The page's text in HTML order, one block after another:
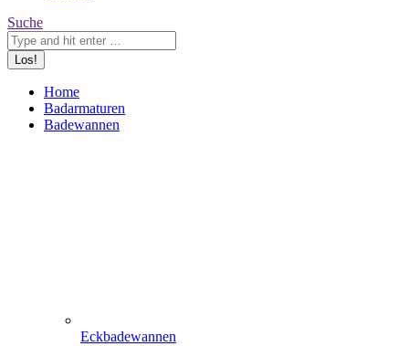
Search:
Suche
Home
Badarmaturen
Badewannen
Eckbadewannen